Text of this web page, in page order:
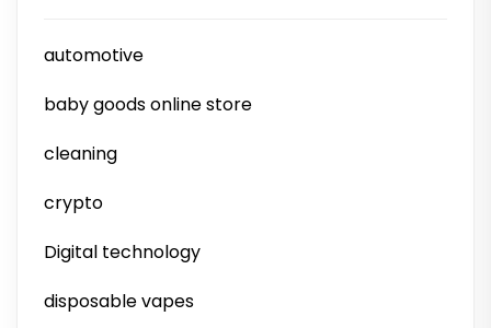
automotive
baby goods online store
cleaning
crypto
Digital technology
disposable vapes